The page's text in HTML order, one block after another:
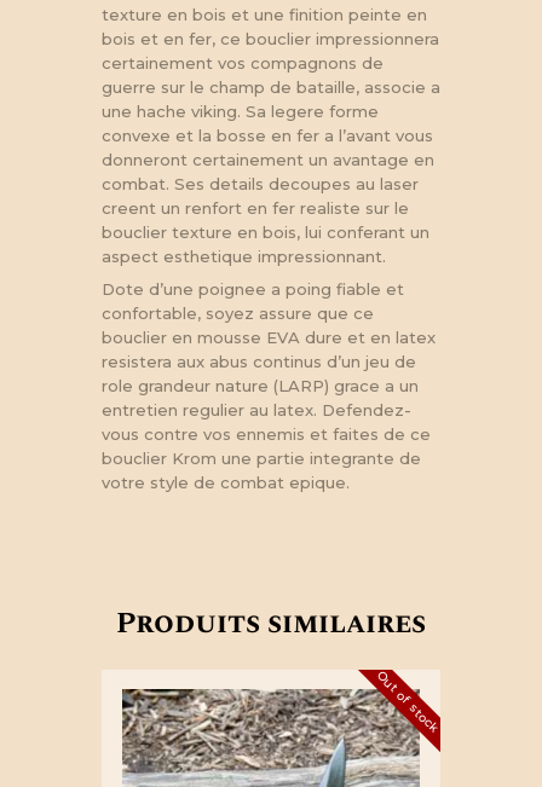
texture en bois et une finition peinte en
bois et en fer, ce bouclier impressionnera
certainement vos compagnons de
guerre sur le champ de bataille, associe a
une hache viking. Sa legere forme
convexe et la bosse en fer a l’avant vous
donneront certainement un avantage en
combat. Ses details decoupes au laser
creent un renfort en fer realiste sur le
bouclier texture en bois, lui conferant un
aspect esthetique impressionnant.
Dote d’une poignee a poing fiable et
confortable, soyez assure que ce
bouclier en mousse EVA dure et en latex
resistera aux abus continus d’un jeu de
role grandeur nature (LARP) grace a un
entretien regulier au latex. Defendez-
vous contre vos ennemis et faites de ce
bouclier Krom une partie integrante de
votre style de combat epique.
Produits similaires
Out of stock